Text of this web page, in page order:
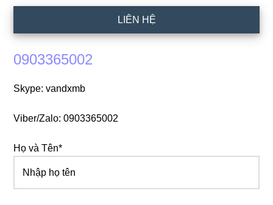
LIÊN HỆ
0903365002
Skype: vandxmb
Viber/Zalo: 0903365002
Họ và Tên*